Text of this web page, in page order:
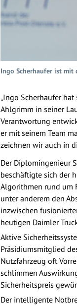
Ingo Scherhaufer ist mit
„Ingo Scherhaufer
Ahlgrimm in seiner
Verantwortung
er mit seinem Team
zeichnen wir auch in
Der Diplomingenieur
beschäftigte sich der
Algorithmen rund um
unter anderem den
inzwischen
heutigen Daimler
Aktive
Präsidiumsmitglied
Nutzfahrzeug oft
schlimmen
Sicherheitspreis
Der intelligente